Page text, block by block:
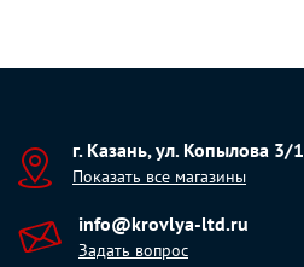
г. Казань, ул. Копылова 3/1
Показать все магазины
info@krovlya-ltd.ru
Задать вопрос